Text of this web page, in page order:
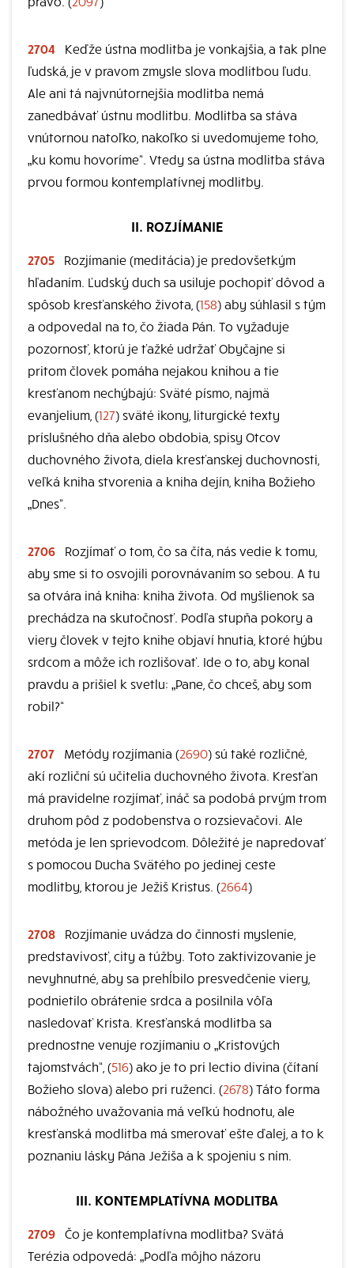
2704
Keďže ústna modlitba je vonkajšia, a tak plne
ľudská, je v pravom zmysle slova modlitbou ľudu.
Ale ani tá najvnútornejšia modlitba nemá
zanedbávať ústnu modlitbu. Modlitba sa stáva
vnútornou natoľko, nakoľko si uvedomujeme toho,
„ku komu hovoríme“. Vtedy sa ústna modlitba stáva
prvou formou kontemplatívnej modlitby.
II. ROZJÍMANIE
2705
Rozjímanie (meditácia) je predovšetkým
hľadaním. Ľudský duch sa usiluje pochopiť dôvod a
spôsob kresťanského života, (158) aby súhlasil s tým
a odpovedal na to, čo žiada Pán. To vyžaduje
pozornosť, ktorú je ťažké udržať Obyčajne si
pritom človek pomáha nejakou knihou a tie
kresťanom nechýbajú: Sväté písmo, najmä
evanjelium, (127) sväté ikony, liturgické texty
príslušného dňa alebo obdobia, spisy Otcov
duchovného života, diela kresťanskej duchovnosti,
veľká kniha stvorenia a kniha dejín, kniha Božieho
„Dnes“.
2706
Rozjímať o tom, čo sa číta, nás vedie k tomu,
aby sme si to osvojili porovnávaním so sebou. A tu
sa otvára iná kniha: kniha života. Od myšlienok sa
prechádza na skutočnosť. Podľa stupňa pokory a
viery človek v tejto knihe objaví hnutia, ktoré hýbu
srdcom a môže ich rozlišovať. Ide o to, aby konal
pravdu a prišiel k svetlu: „Pane, čo chceš, aby som
robil?“
2707 Metódy rozjímania (2690) sú také rozličné,
akí rozliční sú učitelia duchovného života. Kresťan
má pravidelne rozjímať, ináč sa podobá prvým trom
druhom pôd z podobenstva o rozsievačovi. Ale
metóda je len sprievodcom. Dôležité je napredovať
s pomocou Ducha Svätého po jedinej ceste
modlitby, ktorou je Ježiš Kristus. (2664)
2708
Rozjímanie uvádza do činnosti myslenie,
predstavivosť, city a túžby. Toto zaktivizovanie je
nevyhnutné, aby sa prehĺbilo presvedčenie viery,
podnietilo obrátenie srdca a posilnila vôľa
nasledovať Krista. Kresťanská modlitba sa
prednostne venuje rozjímaniu o „Kristových
tajomstvách“, (516) ako je to pri lectio divina (čítaní
Božieho slova) alebo pri ruženci. (2678) Táto forma
nábožného uvažovania má veľkú hodnotu, ale
kresťanská modlitba má smerovať ešte ďalej, a to k
poznaniu lásky Pána Ježiša a k spojeniu s ním.
III. KONTEMPLATÍVNA MODLITBA
2709 Čo je kontemplatívna modlitba? Svätá
Terézia odpovedá: „Podľa môjho názoru